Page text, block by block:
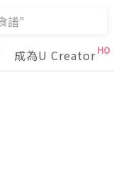
成為U Creator